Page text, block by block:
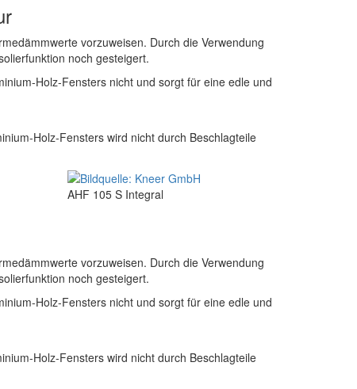
vorzuweisen. Durch die Verwendung
noch gesteigert.
Holz-Fensters nicht und sorgt für eine edle und
Holz-Fensters wird nicht durch Beschlagteile
AHF 105 S Integral
vorzuweisen. Durch die Verwendung
noch gesteigert.
Holz-Fensters nicht und sorgt für eine edle und
Holz-Fensters wird nicht durch Beschlagteile